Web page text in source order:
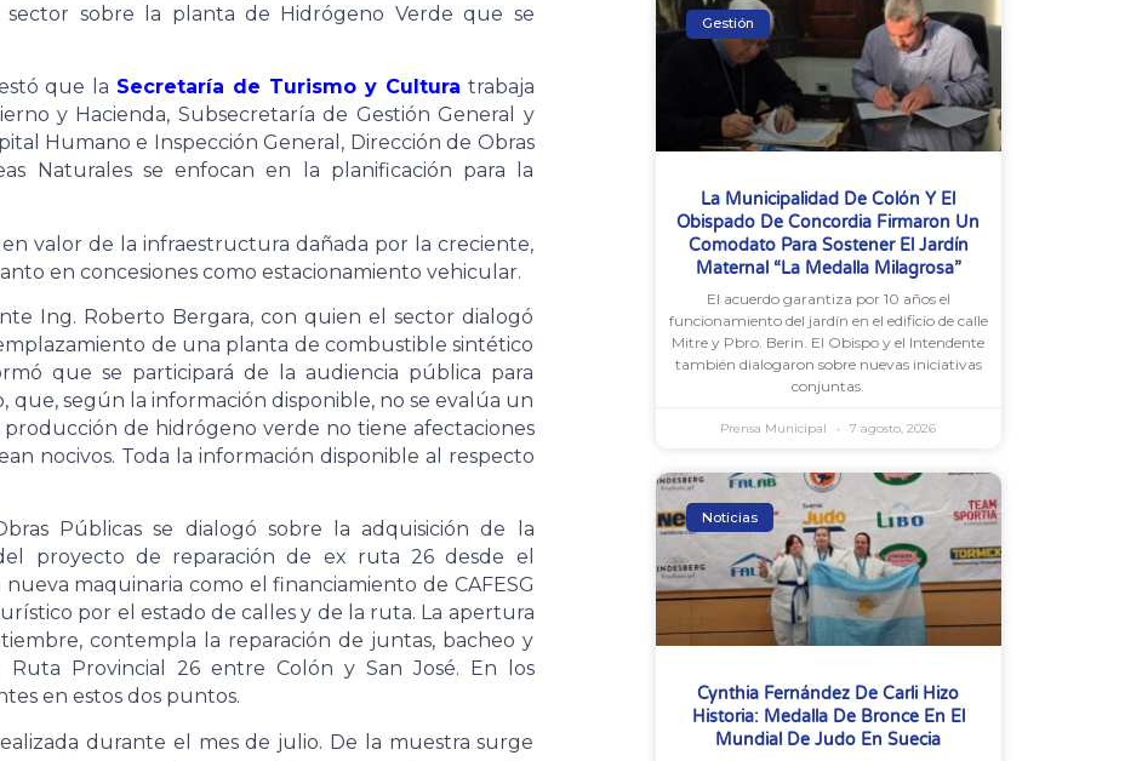
sobre la planta de Hidrógeno Verde que se
que la Secretaría de Turismo y Cultura trabaja
y Hacienda, Subsecretaría de Gestión General y
Humano e Inspección General, Dirección de Obras
Naturales se enfocan en la planificación para la
valor de la infraestructura dañada por la creciente,
en concesiones como estacionamiento vehicular.
Ing. Roberto Bergara, con quien el sector dialogó
de una planta de combustible sintético
que se participará de la audiencia pública para
que, según la información disponible, no se evalúa un
de hidrógeno verde no tiene afectaciones
nocivos. Toda la información disponible al respecto
Públicas se dialogó sobre la adquisición de la
proyecto de reparación de ex ruta 26 desde el
maquinaria como el financiamiento de CAFESG
por el estado de calles y de la ruta. La apertura
contempla la reparación de juntas, bacheo y
Provincial 26 entre Colón y San José. En los
en estos dos puntos.
durante el mes de julio. De la muestra surge
Gestión
La Municipalidad De Colón Y El
Obispado De Concordia Firmaron Un
Comodato Para Sostener El Jardín
Maternal “La Medalla Milagrosa”
El acuerdo garantiza por 10 años el
funcionamiento del jardín en el edificio de calle
Mitre y Pbro. Berin. El Obispo y el Intendente
también dialogaron sobre nuevas iniciativas
conjuntas.
Prensa Municipal 7 agosto, 2026
Noticias
Cynthia Fernández De Carli Hizo
Historia: Medalla De Bronce En El
Mundial De Judo En Suecia